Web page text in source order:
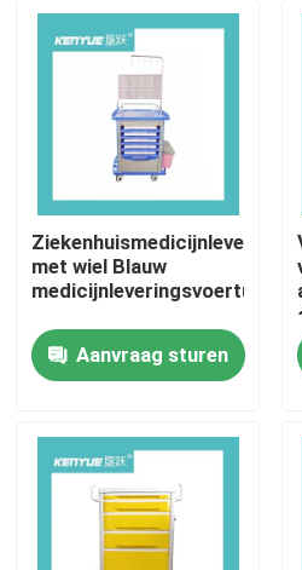
Huis
Producten
Over ons
met wiel Blauw
medicijnleveringsvoertuig
Aanvraag sturen